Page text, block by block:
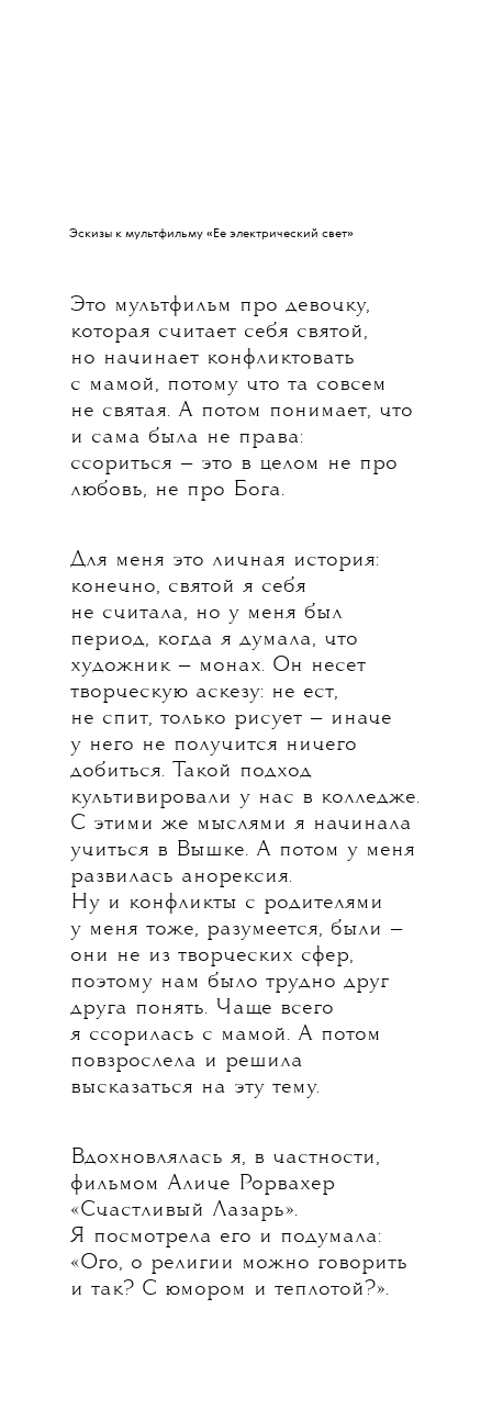
Эскизы к мультфильму «Ее электрический свет»
Это мультфильм про девочку,
которая считает себя святой,
но начинает конфликтовать
с мамой, потому что та совсем
не святая. А потом понимает, что
и сама была не права:
ссориться — это в целом не про
любовь, не про Бога.
Для меня это личная история:
конечно, святой я себя
не считала, но у меня был
период, когда я думала, что
художник — монах. Он несет
творческую аскезу: не ест,
не спит, только рисует — иначе
у него не получится ничего
добиться. Такой подход
культивировали у нас в колледже.
С этими же мыслями я начинала
учиться в Вышке. А потом у меня
развилась анорексия.
Ну и конфликты с родителями
у меня тоже, разумеется, были —
они не из творческих сфер,
поэтому нам было трудно друг
друга понять. Чаще всего
я ссорилась с мамой. А потом
повзрослела и решила
высказаться на эту тему.
Вдохновлялась я, в частности,
фильмом Аличе Рорвахер
«Счастливый Лазарь».
Я посмотрела его и подумала:
«Ого, о религии можно говорить
и так? С юмором и теплотой?».